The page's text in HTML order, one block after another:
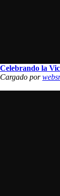
Celebrando la
Cargado por